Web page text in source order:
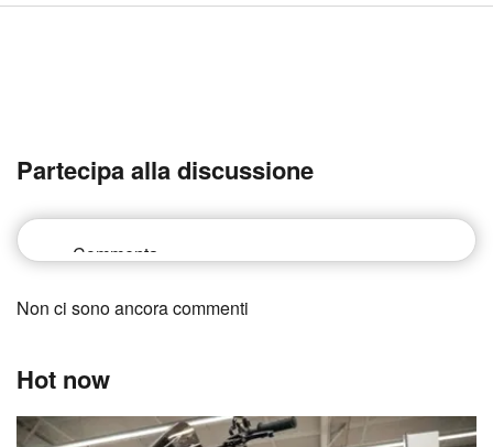
Partecipa alla discussione
Non ci sono ancora commenti
Hot now